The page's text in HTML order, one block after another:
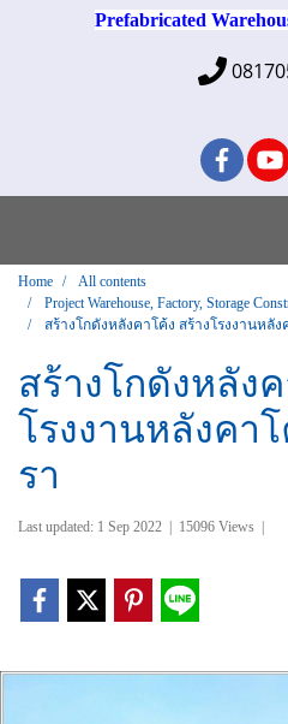
Prefabricated
Home
All contents
Project Warehouse, Factory, Storage
สร้างโกดังหลังคาโค้ง สร้างโรงงานหลัง
สร้างโกดังหลัง
โรงงานหลังคาโ
รา
Last updated: 1 Sep 2022 15096 Views